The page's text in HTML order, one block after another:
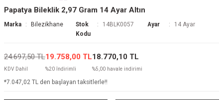
Papatya Bileklik 2,97 Gram 14 Ayar Altın
Marka Bilezikhane
Stok
Kodu
14BLK0057 Ayar 14 Ayar
24.697,50 TL
KDV Dahil
19.758,00 TL
%20 İndirimli
18.770,10 TL
%5,00 havale indirimi
*7.047,02 TL den başlayan taksitlerle!!